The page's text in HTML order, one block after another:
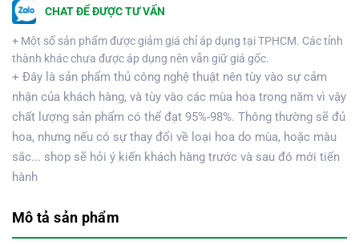
CHAT ĐỂ ĐƯỢC TƯ VẤN
+ Một số sản phẩm được giảm giá chỉ áp dụng tại TPHCM. Các tỉnh
thành khác chưa được áp dụng nên vẫn giữ giá gốc.
+ Đây là sản phẩm thủ công nghệ thuật nên tùy vào sự cảm
nhận của khách hàng, và tùy vào các mùa hoa trong năm vì vậy
chất lượng sản phẩm có thể đạt 95%-98%. Thông thường sẽ đủ
hoa, nhưng nếu có sự thay đổi về loại hoa do mùa, hoặc màu
sắc... shop sẽ hỏi ý kiến khách hàng trước và sau đó mới tiến
hành
Mô tả sản phẩm